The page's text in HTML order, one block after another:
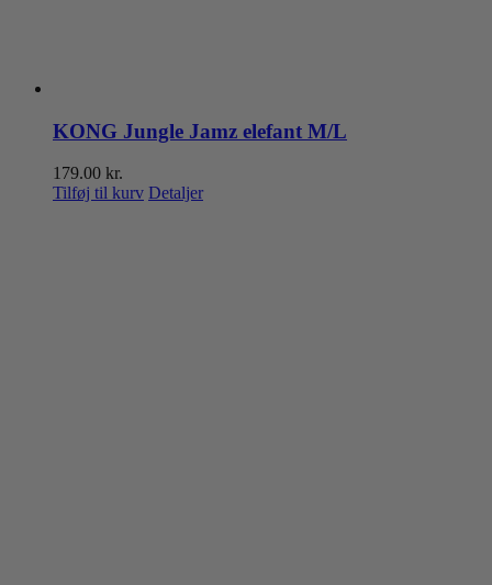
KONG Jungle Jamz elefant M/L
179.00 kr.
Tilføj til kurv Detaljer